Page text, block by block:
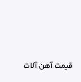
قیمت آهن آلات